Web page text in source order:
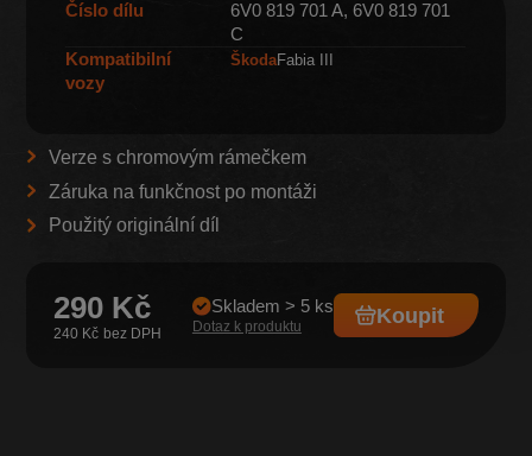
Číslo dílu
6V0 819 701 A, 6V0 819 701
C
Kompatibilní
vozy
ŠkodaFabia III
Verze s chromovým rámečkem
Záruka na funkčnost po montáži
Použitý originální díl
290 Kč
240 Kč
Skladem > 5 ks
Dotaz k produktu Koupit